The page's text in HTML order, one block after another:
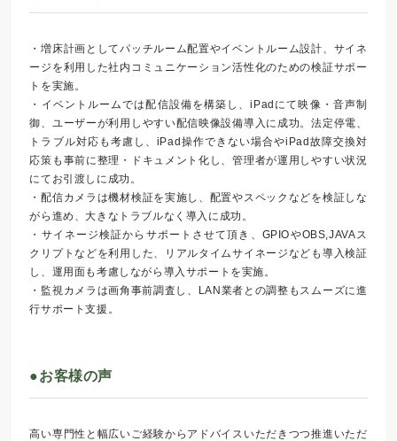
・増床計画としてパッチルーム配置やイベントルーム設計、サイネ
ージを利用した社内コミュニケーション活性化のための検証サポー
トを実施。
・イベントルームでは配信設備を構築し、iPadにて映像・音声制
御、ユーザーが利用しやすい配信映像設備導入に成功。法定停電、
トラブル対応も考慮し、iPad操作できない場合やiPad故障交換対
応策も事前に整理・ドキュメント化し、管理者が運用しやすい状況
にてお引渡しに成功。
・配信カメラは機材検証を実施し、配置やスペックなどを検証しな
がら進め、大きなトラブルなく導入に成功。
・サイネージ検証からサポートさせて頂き、GPIOやOBS,JAVAス
クリプトなどを利用した、リアルタイムサイネージなども導入検証
し、運用面も考慮しながら導入サポートを実施。
・監視カメラは画角事前調査し、LAN業者との調整もスムーズに進
行サポート支援。
●お客様の声
高い専門性と幅広いご経験からアドバイスいただきつつ推進いただ